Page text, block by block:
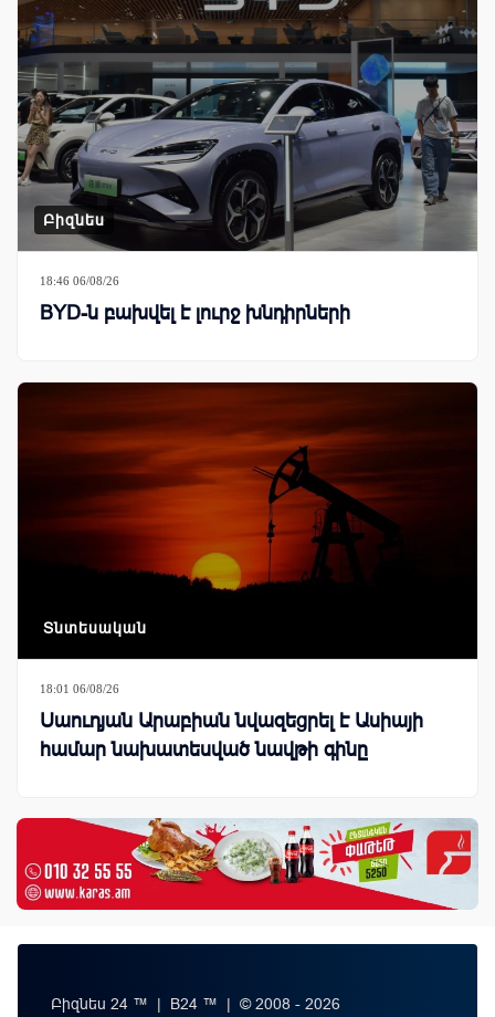
Բիզնես
18:46 06/08/26
BYD-ն բախվել է լուրջ խնդիրների
Տնտեսական
18:01 06/08/26
Սաուդյան Արաբիան նվազեցրել է Ասիայի
համար նախատեսված նավթի գինը
Բիզնես 24 ™ | B24 ™ | © 2008 - 2026